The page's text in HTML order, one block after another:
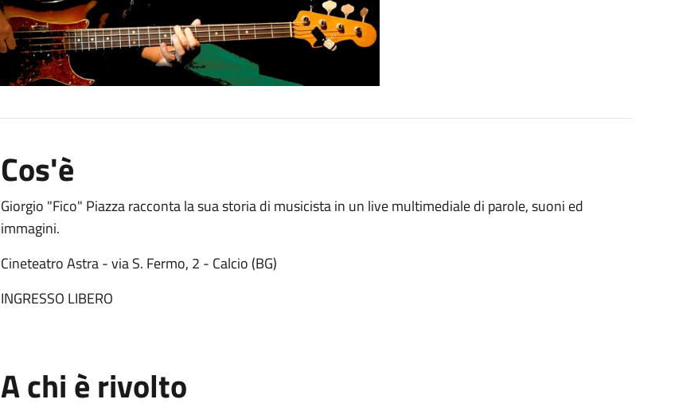
Cos'è
Giorgio "Fico" Piazza racconta la sua storia di musicista in un live multimediale di parole, suoni ed
immagini.
Cineteatro Astra - via S. Fermo, 2 - Calcio (BG)
INGRESSO LIBERO
A chi è rivolto